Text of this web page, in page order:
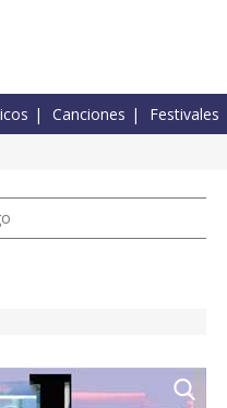
Canciones Festivales